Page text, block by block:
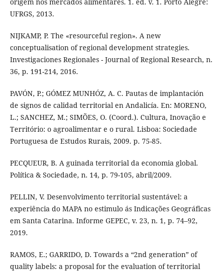
UFRGS, 2013.
NIJKAMP, P. The «resourceful region». A new
conceptualisation of regional development strategies.
Investigaciones Regionales - Journal of Regional Research, n.
36, p. 191-214, 2016.
PAVÓN, P.; GÓMEZ MUNHÓZ, A. C. Pautas de implantación
de signos de calidad territorial en Andalicía. En: MORENO,
L.; SANCHEZ, M.; SIMÕES, O. (Coord.). Cultura, Inovação e
Território: o agroalimentar e o rural. Lisboa: Sociedade
Portuguesa de Estudos Rurais, 2009. p. 75-85.
PECQUEUR, B. A guinada territorial da economia global.
Política & Sociedade, n. 14, p. 79-105, abril/2009.
PELLIN, V. Desenvolvimento territorial sustentável: a
experiência do MAPA no estimulo ás Indicações Geográficas
em Santa Catarina. Informe GEPEC, v. 23, n. 1, p. 74–92,
2019.
RAMOS, E.; GARRIDO, D. Towards a “2nd generation” of
quality labels: a proposal for the evaluation of territorial